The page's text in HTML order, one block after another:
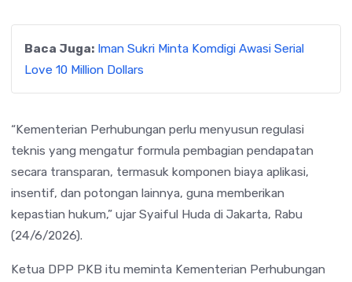
Baca Juga: Iman Sukri Minta Komdigi Awasi Serial
Love 10 Million Dollars
“Kementerian Perhubungan perlu menyusun regulasi
teknis yang mengatur formula pembagian pendapatan
secara transparan, termasuk komponen biaya aplikasi,
insentif, dan potongan lainnya, guna memberikan
kepastian hukum,” ujar Syaiful Huda di Jakarta, Rabu
(24/6/2026).
Ketua DPP PKB itu meminta Kementerian Perhubungan